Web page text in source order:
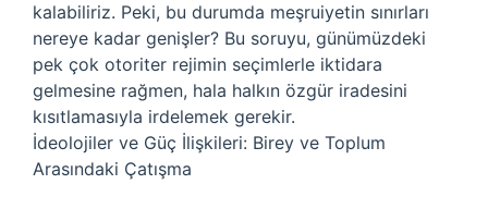
kalabiliriz. Peki, bu durumda meşruiyetin sınırları
nereye kadar genişler? Bu soruyu, günümüzdeki
pek çok otoriter rejimin seçimlerle iktidara
gelmesine rağmen, hala halkın özgür iradesini
kısıtlamasıyla irdelemek gerekir.
İdeolojiler ve Güç İlişkileri: Birey ve Toplum
Arasındaki Çatışma